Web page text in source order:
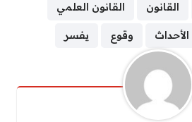
القانون القانون العلمي
وقوع يفسر